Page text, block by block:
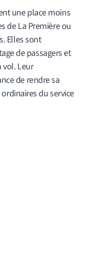
une place moins
de La Première ou
Elles sont
de passagers et
Leur
de rendre sa
du service